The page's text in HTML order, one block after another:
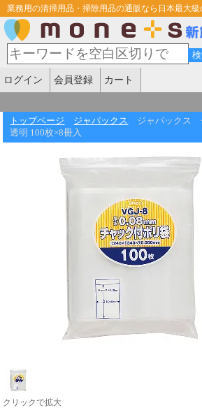
業務用の清掃用品・掃除用品の通販なら日本最大
ログイン 会員登録 カート
トップページ ジャパックス
ジャパックス
透明 100枚×8冊入
クリックで拡大